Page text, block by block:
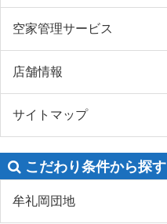
空家管理サービス
店舗情報
サイトマップ
こだわり条件から探す
牟礼岡団地